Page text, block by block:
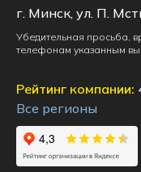
г. Минск, ул. П.
Убедительная просьба,
телефонам указанным
Рейтинг компании:
Все регионы